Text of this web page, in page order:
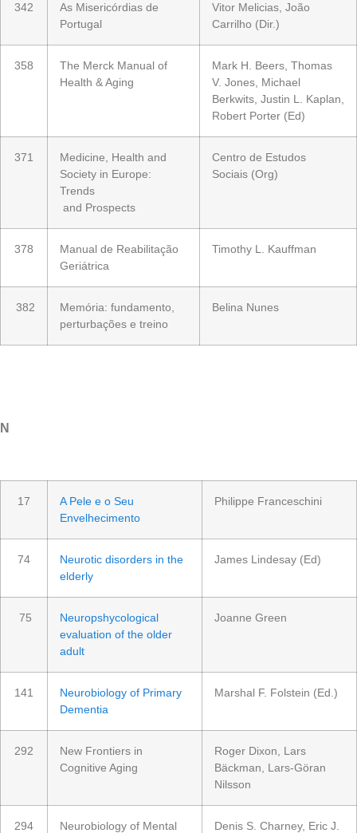
342
As Misericórdias de
Portugal
Vitor Melicias, João
Carrilho (Dir.)
358
The Merck Manual of
Health & Aging
Mark H. Beers, Thomas
V. Jones, Michael
Berkwits, Justin L. Kaplan,
Robert Porter (Ed)
371
Medicine, Health and
Society in Europe:
Trends
and Prospects
Centro de Estudos
Sociais (Org)
378
Manual de Reabilitação
Geriátrica
Timothy L. Kauffman
382
Memória: fundamento,
perturbações e treino
Belina Nunes
N
17
A Pele e o Seu
Envelhecimento
Philippe Franceschini
74
Neurotic disorders in the
elderly
James Lindesay (Ed)
75
Neuropshycological
evaluation of the older
adult
Joanne Green
141
Neurobiology of Primary
Dementia
Marshal F. Folstein (Ed.)
292
New Frontiers in
Cognitive Aging
Roger Dixon, Lars
Bäckman, Lars-Göran
Nilsson
294
Neurobiology of Mental
Denis S. Charney, Eric J.